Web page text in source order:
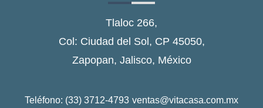
Tlaloc 266,
Col: Ciudad del Sol, CP 45050,
Zapopan, Jalisco, México
Teléfono: (33) 3712-4793 ventas@vitacasa.com.mx